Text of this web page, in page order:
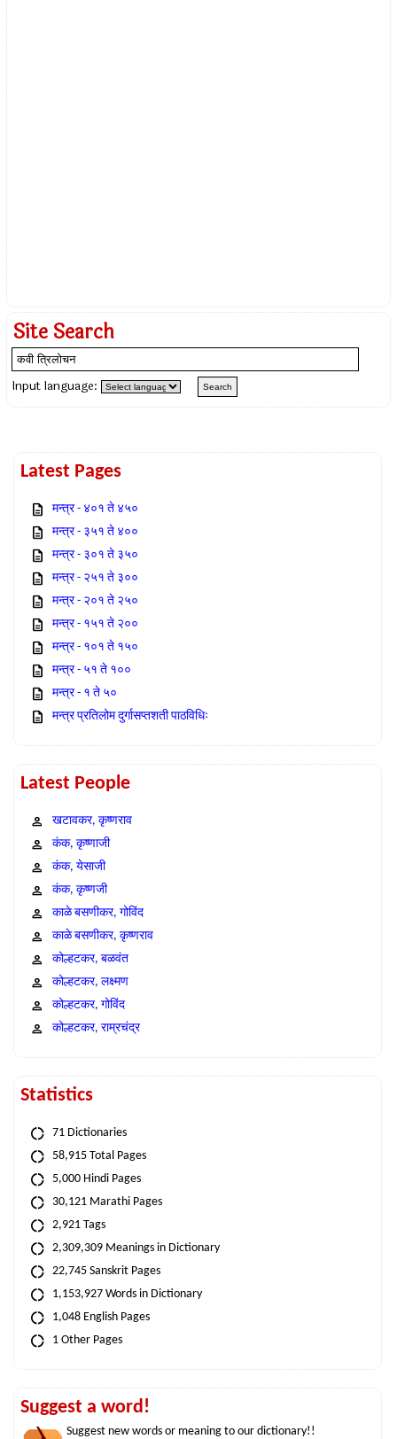
Site Search
Input language:
Latest Pages
मन्त्र - ४०१ ते ४५०
मन्त्र - ३५१ ते ४००
मन्त्र - ३०१ ते ३५०
मन्त्र - २५१ ते ३००
मन्त्र - २०१ ते २५०
मन्त्र - १५१ ते २००
मन्त्र - १०१ ते १५०
मन्त्र - ५१ ते १००
मन्त्र - १ ते ५०
मन्त्र प्रतिलोम दुर्गासप्तशती पाठविधिः
Latest People
खटावकर, कृष्णराव
कंक, कृष्णाजी
कंक, येसाजी
कंक, कृष्णजी
काळे बसणीकर, गोविंद
काळे बसणीकर, कृष्णराव
कोल्हटकर, बळवंत
कोल्हटकर, लक्ष्मण
कोल्हटकर, गोविंद
कोल्हटकर, राम्रचंद्र
Statistics
71 Dictionaries
58,915 Total Pages
5,000 Hindi Pages
30,121 Marathi Pages
2,921 Tags
2,309,309 Meanings in Dictionary
22,745 Sanskrit Pages
1,153,927 Words in Dictionary
1,048 English Pages
1 Other Pages
Suggest a word!
Suggest new words or meaning to our dictionary!!